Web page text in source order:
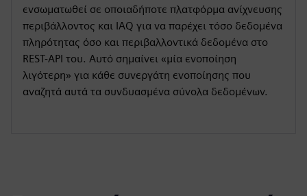
ενσωματωθεί σε οποιαδήποτε πλατφόρμα ανίχνευσης
περιβάλλοντος και IAQ για να παρέχει τόσο δεδομένα
πληρότητας όσο και περιβαλλοντικά δεδομένα στο
REST-API του. Αυτό σημαίνει «μία ενοποίηση
λιγότερη» για κάθε συνεργάτη ενοποίησης που
αναζητά αυτά τα συνδυασμένα σύνολα δεδομένων.